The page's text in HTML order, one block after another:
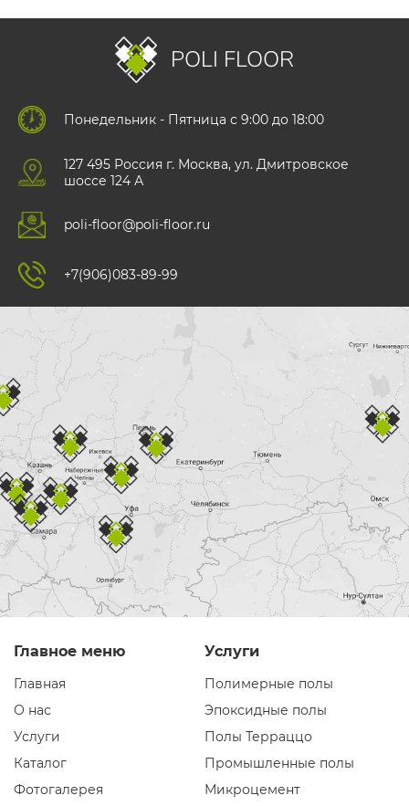
POLI FLOOR
Понедельник - Пятница с 9:00 до 18:00
127 495 Роccия г. Москва, ул. Дмитровское
шоссе 124 А
poli-floor@poli-floor.ru
+7(906)083-89-99
Главное меню
Главная
О нас
Услуги
Каталог
Фотогалерея
Услуги
Полимерные полы
Эпоксидные полы
Полы Терраццо
Промышленные полы
Микроцемент